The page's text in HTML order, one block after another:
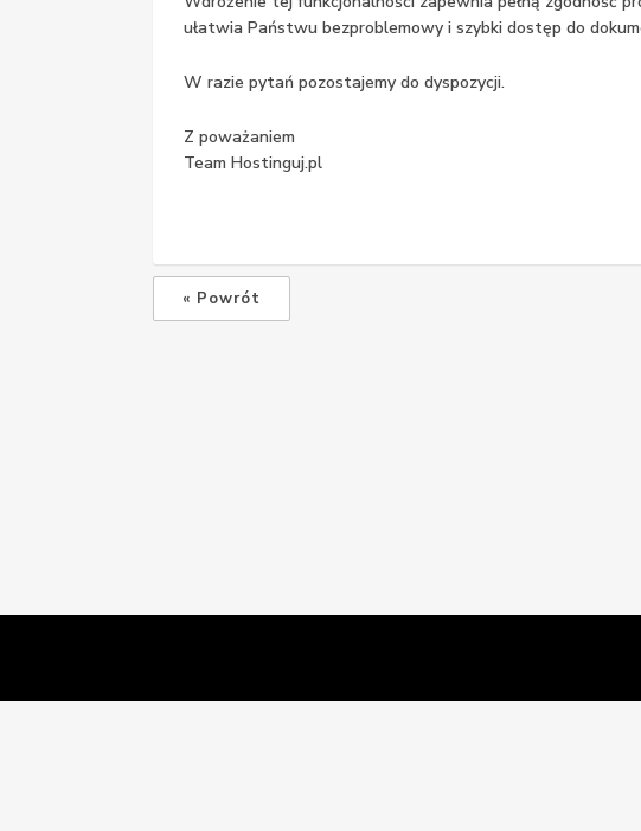
ułatwia Państwu bezproblemowy i szybki dostęp do
W razie pytań pozostajemy do dyspozycji.
Z poważaniem
Team Hostinguj.pl
« Powrót